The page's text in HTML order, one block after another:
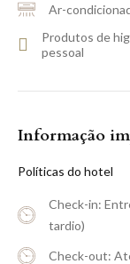
Ar-
Produtos de
pessoal
Informação
Políticas do hotel
Check-in:
tardio)
Check-out: